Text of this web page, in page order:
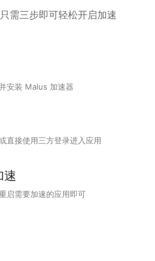
需三步即可轻松开启加速
安装 Malus 加速器
直接使用三方登录进入应用
速
启需要加速的应用即可